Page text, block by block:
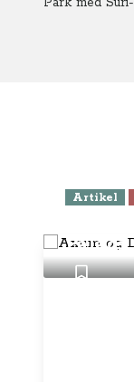
Artikel
Palads